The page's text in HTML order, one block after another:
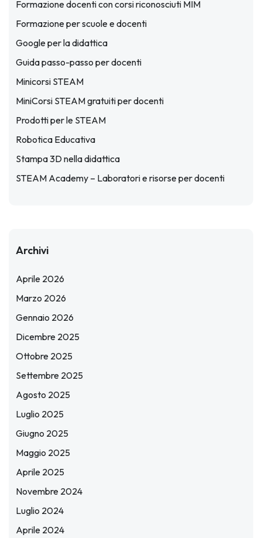
Formazione docenti con corsi riconosciuti MIM
Formazione per scuole e docenti
Google per la didattica
Guida passo-passo per docenti
Minicorsi STEAM
MiniCorsi STEAM gratuiti per docenti
Prodotti per le STEAM
Robotica Educativa
Stampa 3D nella didattica
STEAM Academy – Laboratori e risorse per docenti
Archivi
Aprile 2026
Marzo 2026
Gennaio 2026
Dicembre 2025
Ottobre 2025
Settembre 2025
Agosto 2025
Luglio 2025
Giugno 2025
Maggio 2025
Aprile 2025
Novembre 2024
Luglio 2024
Aprile 2024